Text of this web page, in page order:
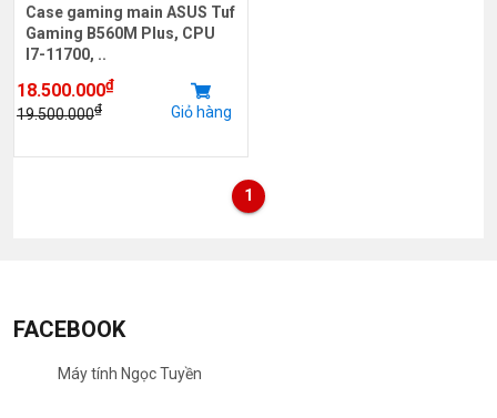
Case gaming main ASUS Tuf
Gaming B560M Plus, CPU
I7-11700, ..
18.500.000₫
19.500.000₫ Giỏ hàng
1
FACEBOOK
Máy tính Ngọc Tuyền